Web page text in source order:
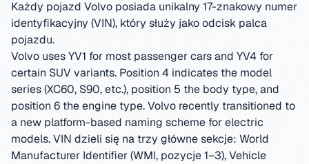
Każdy pojazd Volvo posiada unikalny 17-znakowy numer
identyfikacyjny (VIN), który służy jako odcisk palca
pojazdu.
Volvo uses YV1 for most passenger cars and YV4 for
certain SUV variants. Position 4 indicates the model
series (XC60, S90, etc.), position 5 the body type, and
position 6 the engine type. Volvo recently transitioned to
a new platform-based naming scheme for electric
models.VIN dzieli się na trzy główne sekcje: World
Manufacturer Identifier (WMI, pozycje 1–3), Vehicle